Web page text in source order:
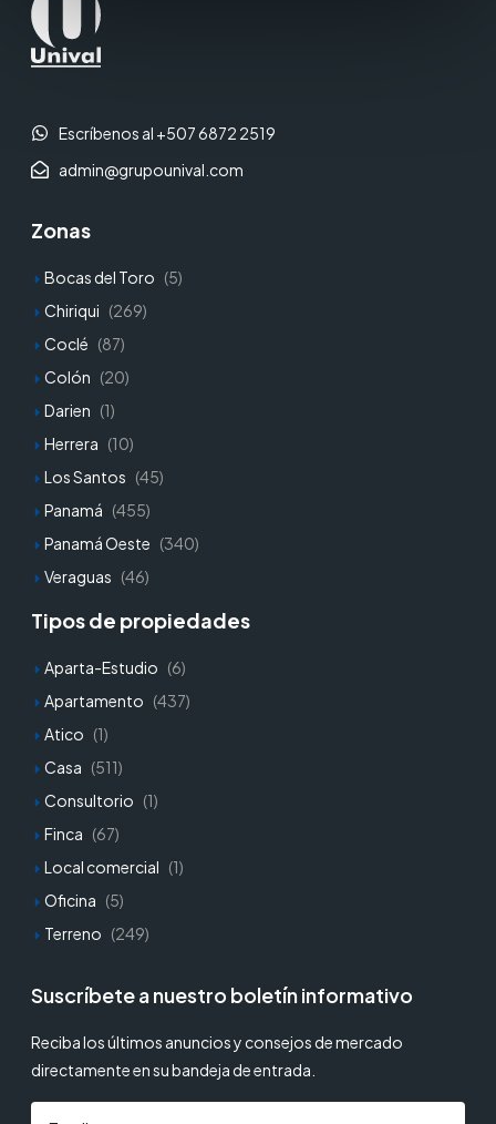
Escríbenos al +507 6872 2519
admin@grupounival.com
Zonas
Bocas del Toro (5)
Chiriqui (269)
Coclé (87)
Colón (20)
Darien (1)
Herrera (10)
Los Santos (45)
Panamá (455)
Panamá Oeste (340)
Veraguas (46)
Tipos de propiedades
Aparta-Estudio (6)
Apartamento (437)
Atico (1)
Casa (511)
Consultorio (1)
Finca (67)
Local comercial (1)
Oficina (5)
Terreno (249)
Suscríbete a nuestro boletín informativo
Reciba los últimos anuncios y consejos de mercado
directamente en su bandeja de entrada.